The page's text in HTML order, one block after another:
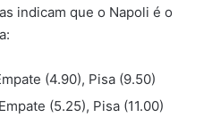
indicam que o Napoli é o
(4.90), Pisa (9.50)
(5.25), Pisa (11.00)